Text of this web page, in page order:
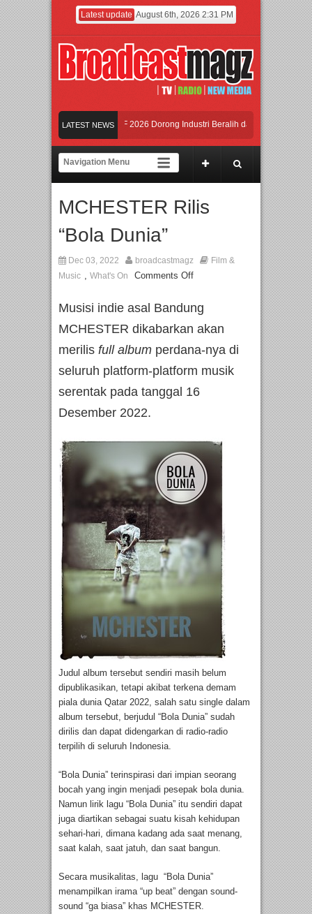
Latest update August 6th, 2026 2:31 PM
LATEST NEWS
Ungkit-Ungkit” APMF 2026 Dorong Industri Beralih dari Kampanye ke
Lokal, BIRKENSTOCK INDONESIA Membuka Took di Ubud, Bali
& Queen – feat. Marcello Tahitoe dan Sandhy Sondoro
MCHESTER Rilis
“Bola Dunia”
Dec 03, 2022 broadcastmagz
Film &
Music , What's On Comments Off
Musisi indie asal Bandung
MCHESTER dikabarkan akan
merilis full album perdana-nya di
seluruh platform-platform musik
serentak pada tanggal 16
Desember 2022.
Judul album tersebut sendiri masih belum
dipublikasikan, tetapi akibat terkena demam
piala dunia Qatar 2022, salah satu single dalam
album tersebut, berjudul “Bola Dunia” sudah
dirilis dan dapat didengarkan di radio-radio
terpilih di seluruh Indonesia.
“Bola Dunia” terinspirasi dari impian seorang
bocah yang ingin menjadi pesepak bola dunia.
Namun lirik lagu “Bola Dunia” itu sendiri dapat
juga diartikan sebagai suatu kisah kehidupan
sehari-hari, dimana kadang ada saat menang,
saat kalah, saat jatuh, dan saat bangun.
Secara musikalitas, lagu “Bola Dunia”
menampilkan irama “up beat” dengan sound-
sound “ga biasa” khas MCHESTER.